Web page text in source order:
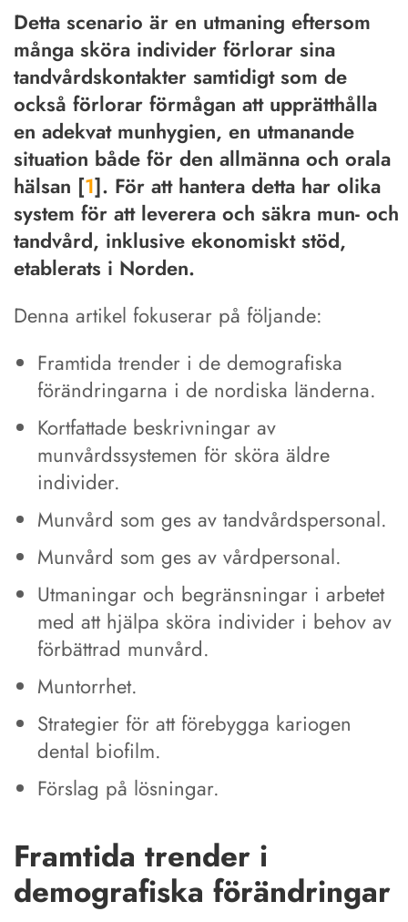
Detta scenario är en utmaning eftersom
många sköra individer förlorar sina
tandvårdskontakter samtidigt som de
också förlorar förmågan att upprätthålla
en adekvat munhygien, en utmanande
situation både för den allmänna och orala
hälsan [1]. För att hantera detta har olika
system för att leverera och säkra mun- och
tandvård, inklusive ekonomiskt stöd,
etablerats i Norden.
Denna artikel fokuserar på följande:
Framtida trender i de demografiska
förändringarna i de nordiska länderna.
Kortfattade beskrivningar av
munvårdssystemen för sköra äldre
individer.
Munvård som ges av tandvårdspersonal.
Munvård som ges av vårdpersonal.
Utmaningar och begränsningar i arbetet
med att hjälpa sköra individer i behov av
förbättrad munvård.
Muntorrhet.
Strategier för att förebygga kariogen
dental biofilm.
Förslag på lösningar.
Framtida trender i
demografiska förändringar